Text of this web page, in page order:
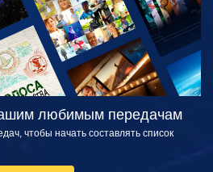
любимым передачам
чтобы начать составлять список